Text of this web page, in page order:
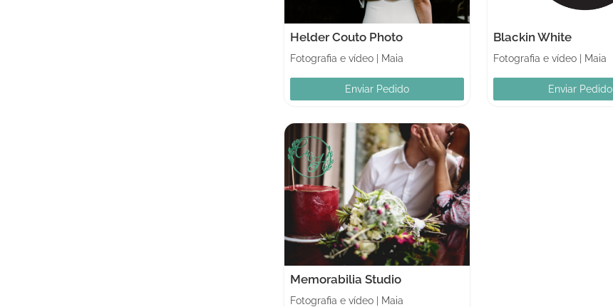
Helder Couto Photo
Fotografia e vídeo Maia
Enviar Pedido
Blackin White
Fotografia e vídeo Maia
Enviar Pedido
Memorabilia Studio
Fotografia e vídeo Maia